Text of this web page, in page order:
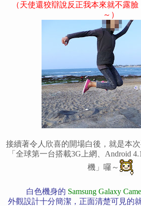
（天使還狡辯說反正我本來就不露
～）
接續著令人欣喜的開場白後，就是本
「全球第一台搭載3G上網、Android
機」囉～
白色機身的 Samsung Galaxy
外觀設計十分簡潔，正面清楚可見的